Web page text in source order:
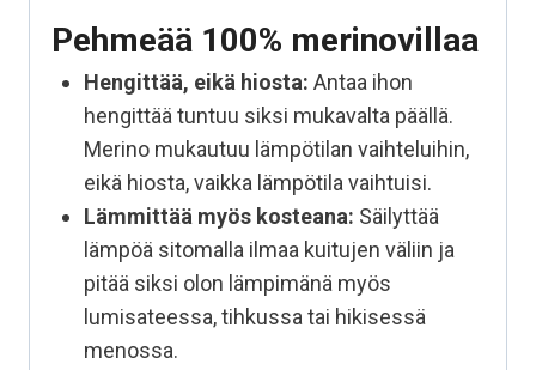
Pehmeää 100% merinovillaa
Hengittää, eikä hiosta: Antaa ihon
hengittää tuntuu siksi mukavalta päällä.
Merino mukautuu lämpötilan vaihteluihin,
eikä hiosta, vaikka lämpötila vaihtuisi.
Lämmittää myös kosteana: Säilyttää
lämpöä sitomalla ilmaa kuitujen väliin ja
pitää siksi olon lämpimänä myös
lumisateessa, tihkussa tai hikisessä
menossa.